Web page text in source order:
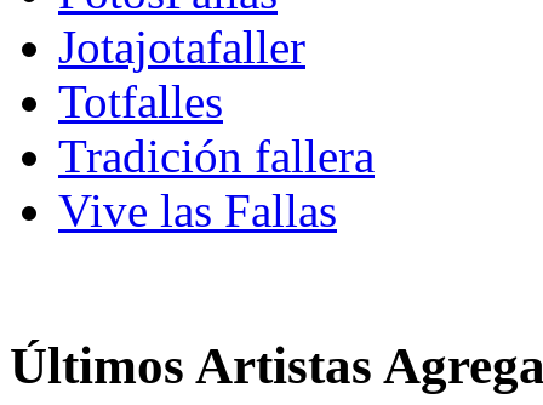
Jotajotafaller
Totfalles
Tradición fallera
Vive las Fallas
Últimos Artistas